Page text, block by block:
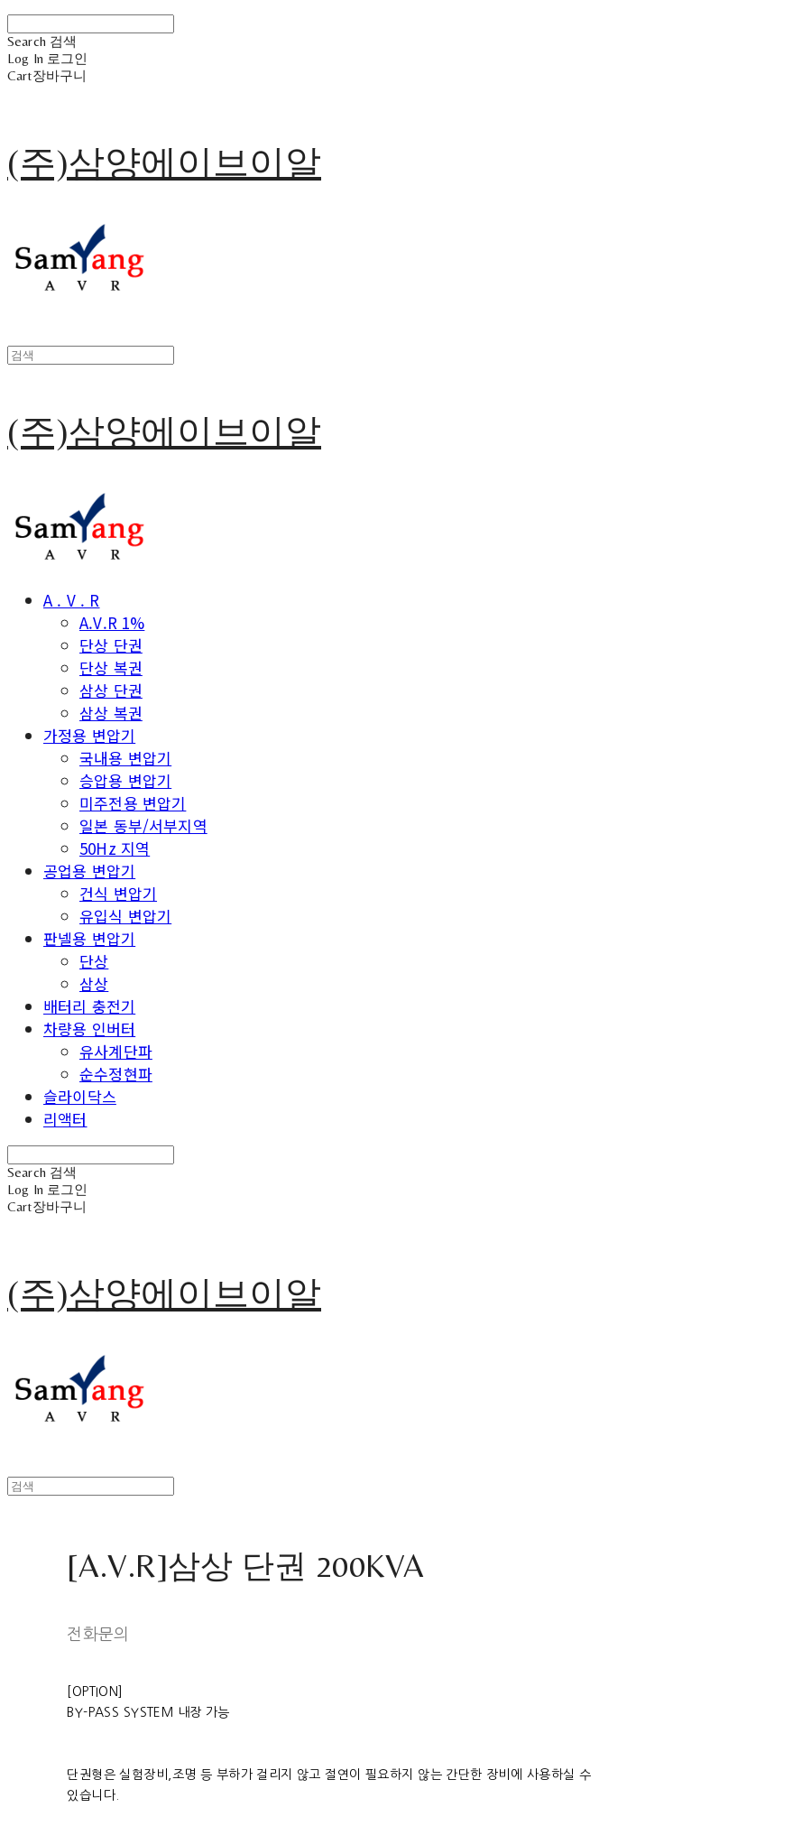
Search 검색
Log In 로그인
Cart장바구니
(주)삼양에이브이알
(주)삼양에이브이알
A . V . R
A.V.R 1%
단상 단권
단상 복권
삼상 단권
삼상 복권
가정용 변압기
국내용 변압기
승압용 변압기
미주전용 변압기
일본 동부/서부지역
50Hz 지역
공업용 변압기
건식 변압기
유입식 변압기
판넬용 변압기
단상
삼상
배터리 충전기
차량용 인버터
유사계단파
순수정현파
슬라이닥스
리액터
Search 검색
Log In 로그인
Cart장바구니
(주)삼양에이브이알
[A.V.R]삼상 단권 200KVA
전화문의
[OPTION]
BY-PASS SYSTEM 내장 가능
단권형은 실험장비,조명 등 부하가 걸리지 않고 절연이 필요하지 않는 간단한 장비에 사용하실 수
있습니다.